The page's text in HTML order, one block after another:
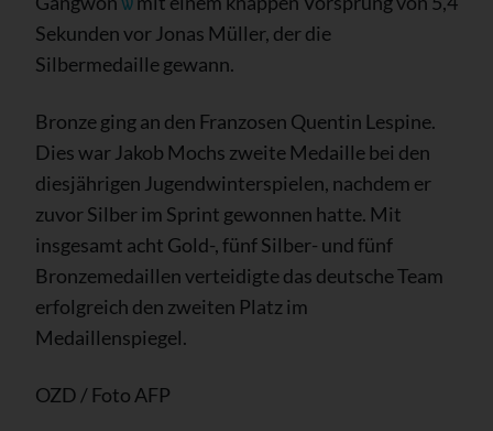
Sekunden vor Jonas Müller, der die
Silbermedaille gewann.
Bronze ging an den Franzosen Quentin Lespine.
Dies war Jakob Mochs zweite Medaille bei den
diesjährigen Jugendwinterspielen, nachdem er
zuvor Silber im Sprint gewonnen hatte. Mit
insgesamt acht Gold-, fünf Silber- und fünf
Bronzemedaillen verteidigte das deutsche Team
erfolgreich den zweiten Platz im
Medaillenspiegel.
OZD / Foto AFP